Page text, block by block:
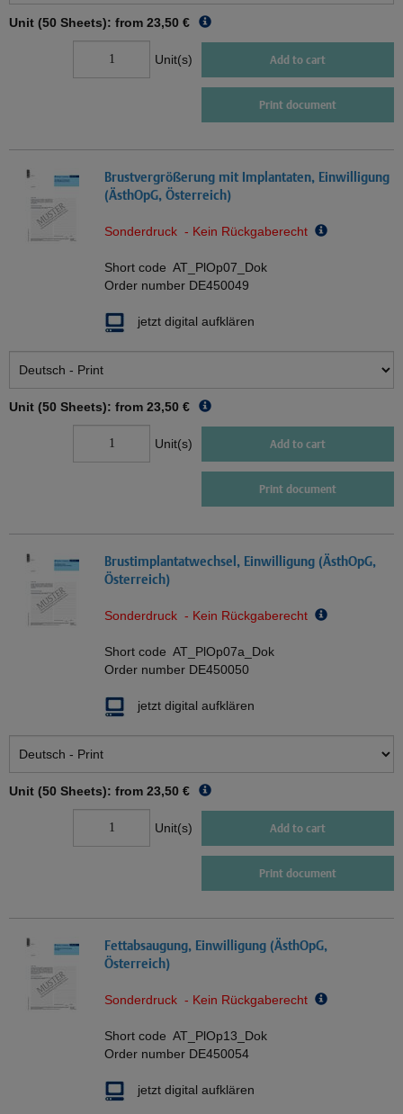
Unit (50 Sheets): from 23,50 €
Unit(s) Add to cart
Print document
Brustvergrößerung mit Implantaten, Einwilligung
(ÄsthOpG, Österreich)
Sonderdruck - Kein Rückgaberecht
Short code AT_PlOp07_Dok
Order number DE450049
jetzt digital aufklären
Unit (50 Sheets): from 23,50 €
Unit(s) Add to cart
Print document
Brustimplantatwechsel, Einwilligung (ÄsthOpG,
Österreich)
Sonderdruck - Kein Rückgaberecht
Short code AT_PlOp07a_Dok
Order number DE450050
jetzt digital aufklären
Unit (50 Sheets): from 23,50 €
Unit(s) Add to cart
Print document
Fettabsaugung, Einwilligung (ÄsthOpG,
Österreich)
Sonderdruck - Kein Rückgaberecht
Short code AT_PlOp13_Dok
Order number DE450054
jetzt digital aufklären